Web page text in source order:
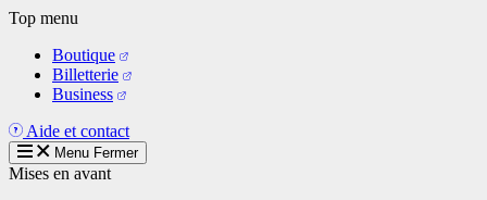
Aller
contenu
principal
Top menu
Boutique
Billetterie
Business
Aide et contact
Menu Fermer
Mises en avant